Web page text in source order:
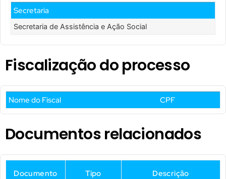
Secretaria
Secretaria de Assistência e Ação Social
Fiscalização do processo
Nome do Fiscal CPF
Documentos relacionados
Documento Tipo Descrição